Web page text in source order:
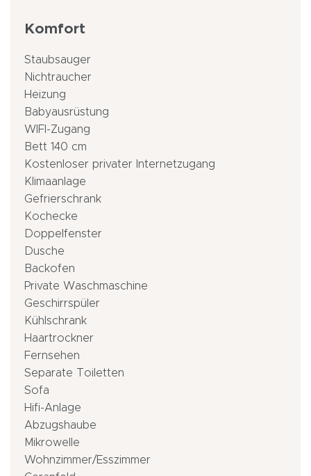
Komfort
Staubsauger
Nichtraucher
Heizung
Babyausrüstung
WIFI-Zugang
Bett 140 cm
Kostenloser privater Internetzugang
Klimaanlage
Gefrierschrank
Kochecke
Doppelfenster
Dusche
Backofen
Private Waschmaschine
Geschirrspüler
Kühlschrank
Haartrockner
Fernsehen
Separate Toiletten
Sofa
Hifi-Anlage
Abzugshaube
Mikrowelle
Wohnzimmer/Esszimmer